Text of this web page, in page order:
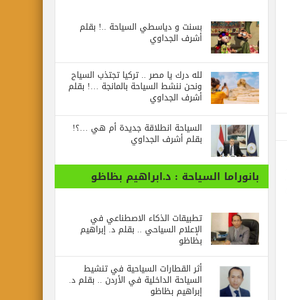
بسنت و دياسطي السياحة ..! بقلم
أشرف الجداوي
لله درك يا مصر .. تركيا تجتذب السياح
ونحن ننشط السياحة بالمانجة …! بقلم
أشرف الجداوي
السياحة انطلاقة جديدة أم هي …؟!
بقلم أشرف الجداوي
بانوراما السياحة : د.ابراهيم بظاظو
تطبيقات الذكاء الاصطناعي في
الإعلام السياحي .. بقلم د. إبراهيم
بظاظو
أثر القطارات السياحية في تنشيط
السياحة الداخلية في الأردن .. بقلم د.
إبراهيم بظاظو